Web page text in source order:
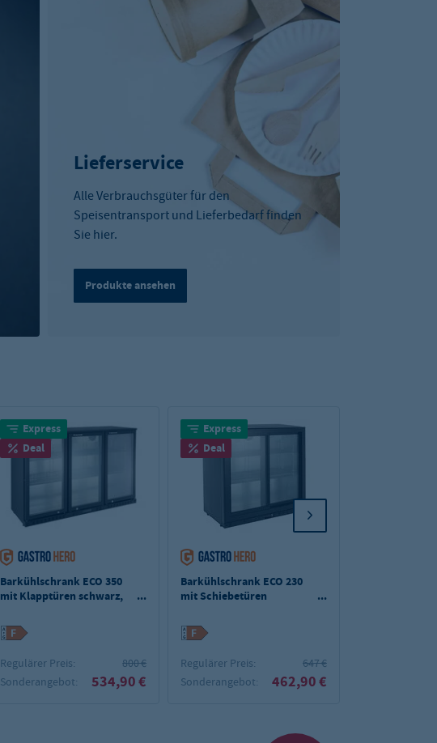
Lieferservice
Alle Verbrauchsgüter für den
Speisentransport und Lieferbedarf finden
Sie hier.
Produkte ansehen
Express
Deal
Barkühlschrank ECO 350
mit Klapptüren schwarz,
unterbaubar
Regulärer Preis:
800 €
Sonderangebot:
534,90 €
Express
Deal
Barkühlschrank ECO 230
mit Schiebetüren
Beleuchtung, unterbaubar
Regulärer Preis:
647 €
Sonderangebot:
462,90 €